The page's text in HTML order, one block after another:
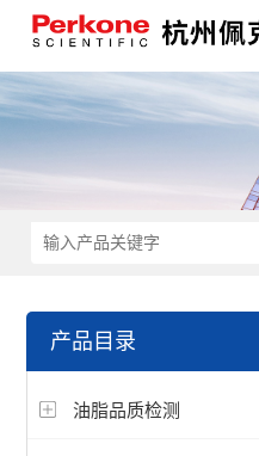
产品目录
油脂品质检测